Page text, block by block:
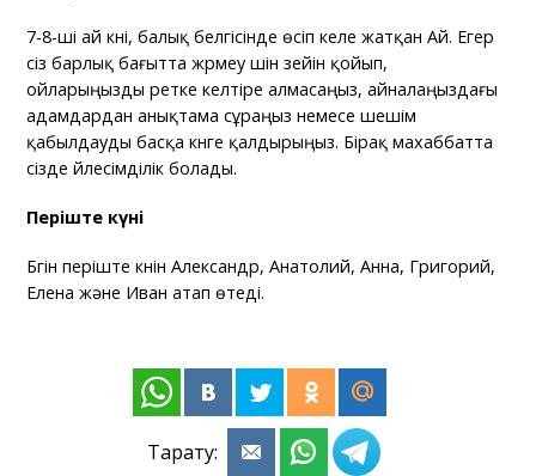
7-8-ші ай күні, балық белгісінде өсіп келе жатқан Ай. Егер
сіз барлық бағытта жүрмеу үшін зейін қойып,
ойларыңызды ретке келтіре алмасаңыз, айналаңыздағы
адамдардан анықтама сұраңыз немесе шешім
қабылдауды басқа күнге қалдырыңыз. Бірақ махаббатта
сізде үйлесімділік болады.
Періште күні
Бүгін періште күнін Александр, Анатолий, Анна, Григорий,
Елена және Иван атап өтеді.
Тарату: